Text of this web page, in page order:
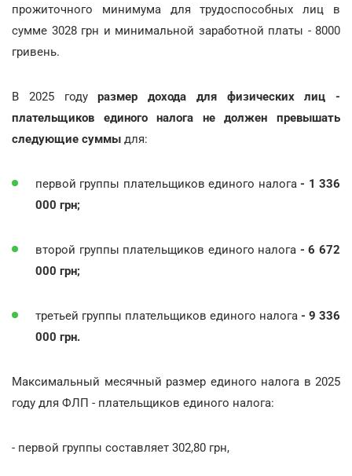
прожиточного минимума для трудоспособных лиц в
сумме 3028 грн и минимальной заработной платы - 8000
гривень.
В 2025 годуразмер дохода для физических лиц -
плательщиков единого налога не должен превышать
следующие суммы для:
первой группы плательщиков единого налога- 1 336
000 грн;
второй группы плательщиков единого налога - 6 672
000 грн;
третьей группы плательщиков единого налога - 9 336
000 грн.
Максимальный месячный размер единого налога в 2025
году для ФЛП - плательщиков единого налога:
- первой группы составляет 302,80 грн,